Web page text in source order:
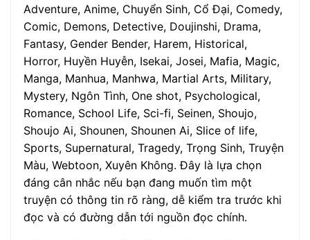
Adventure, Anime, Chuyển Sinh, Cổ Đại, Comedy,
Comic, Demons, Detective, Doujinshi, Drama,
Fantasy, Gender Bender, Harem, Historical,
Horror, Huyền Huyễn, Isekai, Josei, Mafia, Magic,
Manga, Manhua, Manhwa, Martial Arts, Military,
Mystery, Ngôn Tình, One shot, Psychological,
Romance, School Life, Sci-fi, Seinen, Shoujo,
Shoujo Ai, Shounen, Shounen Ai, Slice of life,
Sports, Supernatural, Tragedy, Trọng Sinh, Truyện
Màu, Webtoon, Xuyên Không. Đây là lựa chọn
đáng cân nhắc nếu bạn đang muốn tìm một
truyện có thông tin rõ ràng, dễ kiểm tra trước khi
đọc và có đường dẫn tới nguồn đọc chính.